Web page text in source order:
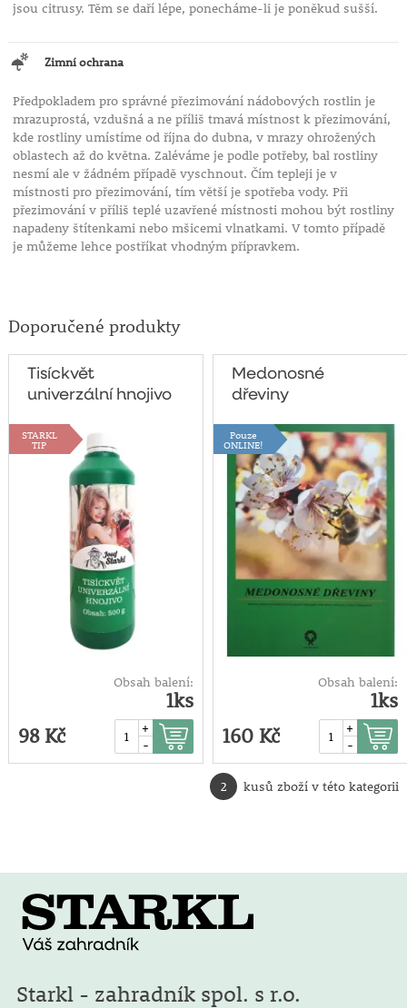
jsou citrusy. Těm se daří lépe, ponecháme-li je poněkud sušší.
Zimní ochrana
Předpokladem pro správné přezimování nádobových rostlin je
mrazuprostá, vzdušná a ne příliš tmavá místnost k přezimování,
kde rostliny umístíme od října do dubna, v mrazy ohrožených
oblastech až do května. Zaléváme je podle potřeby, bal rostliny
nesmí ale v žádném případě vyschnout. Čím tepleji je v
místnosti pro přezimování, tím větší je spotřeba vody. Při
přezimování v příliš teplé uzavřené místnosti mohou být rostliny
napadeny štítenkami nebo mšicemi vlnatkami. V tomto případě
je můžeme lehce postříkat vhodným přípravkem.
Doporučené produkty
Tisíckvět
univerzální hnojivo
STARKL
TIP
Obsah balení:
1ks
98 Kč
+
-
Medonosné
dřeviny
Pouze
ONLINE!
Obsah balení:
1ks
160 Kč
+
-
2 kusů zboží v této kategorii
Starkl - zahradník spol. s r.o.